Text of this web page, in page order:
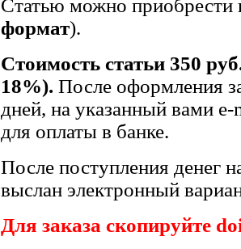
Статью можно приобрести
формат).
Стоимость статьи 350
18%). После оформления
дней, на указанный вами
для оплаты в банке.
После поступления денег
выслан электронный
Для заказа скопируйте